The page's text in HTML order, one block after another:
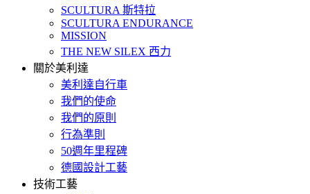
SCULTURA 斯特拉
SCULTURA ENDURANCE
MISSION
THE NEW SILEX 西力
關於美利達
美利達自行車
我們的使命
我們的原則
行為準則
50週年里程碑
德國設計工藝
技術工藝